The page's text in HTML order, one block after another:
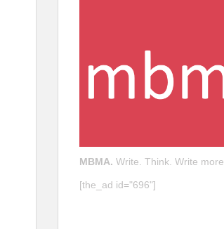
MBMA. Write. Think. Write more.
[the_ad id="696"]